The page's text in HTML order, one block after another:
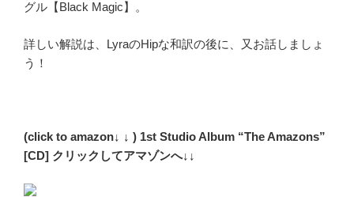
グル【Black Magic】。
詳しい解説は、LyraのHipな和訳の後に、又お話しましょ
う！
(click to amazon↓ ↓ ) 1st Studio Album “The Amazons”
[CD] クリックしてアマゾンへ↓↓